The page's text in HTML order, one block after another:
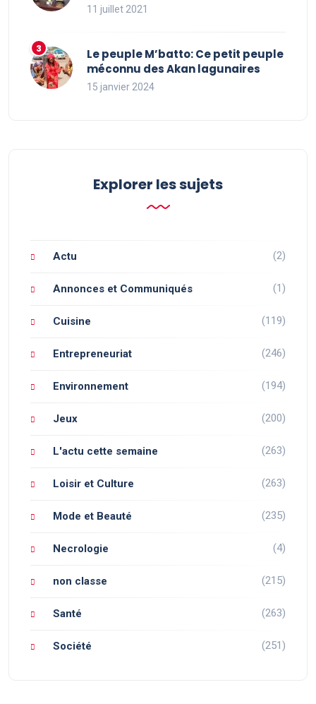
11 juillet 2021
Le peuple M’batto: Ce petit peuple
méconnu des Akan lagunaires
15 janvier 2024
Explorer les sujets
Actu (2)
Annonces et Communiqués (1)
Cuisine (119)
Entrepreneuriat (246)
Environnement (194)
Jeux (200)
L'actu cette semaine (263)
Loisir et Culture (263)
Mode et Beauté (235)
Necrologie (4)
non classe (215)
Santé (263)
Société (251)